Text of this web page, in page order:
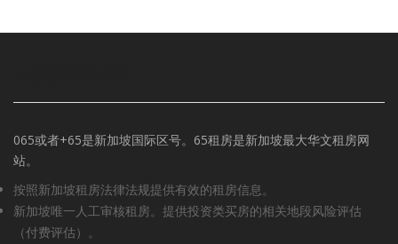
065或者+65是新加坡国际区号。65租房是新加坡最大华文租房网
站。
按照新加坡租房法律法规提供有效的租房信息。
新加坡唯一人工审核租房。提供投资类买房的相关地段风险评估
（付费评估）。